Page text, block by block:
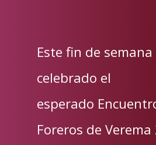
Este fin de semana
celebrado el
esperado
Foreros de Verema